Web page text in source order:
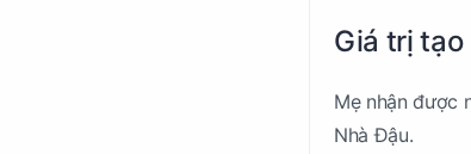
Giá trị
Mẹ nhận được
Nhà Đậu.